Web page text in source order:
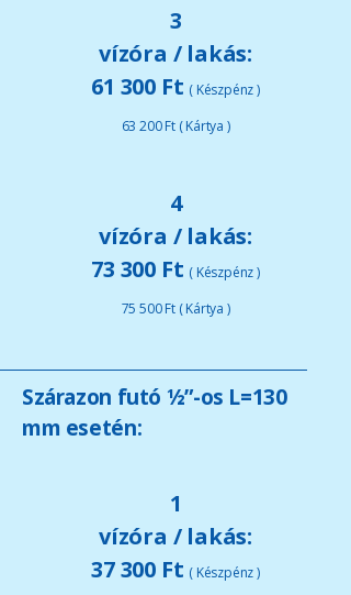
3
vízóra / lakás:
61 300 Ft ( Készpénz )
63 200 Ft ( Kártya )
4
vízóra / lakás:
73 300 Ft ( Készpénz )
75 500 Ft ( Kártya )
Szárazon futó ½”-os L=130
mm esetén:
1
vízóra / lakás:
37 300 Ft ( Készpénz )